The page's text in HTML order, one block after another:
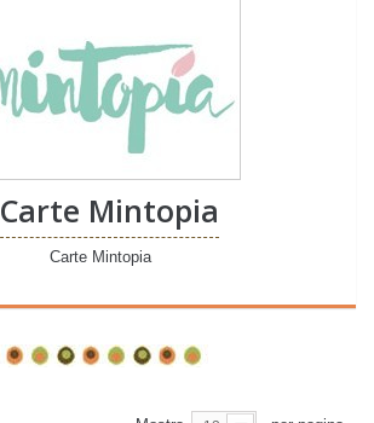
Carte Mintopia
Carte Mintopia